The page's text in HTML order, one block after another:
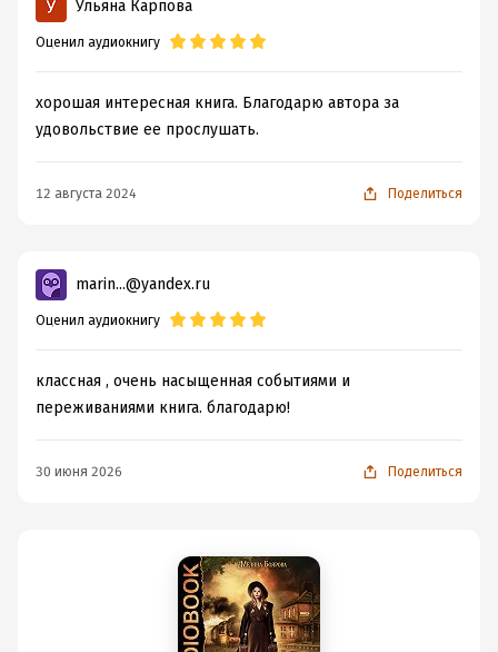
Ульяна Карпова
Оценил аудиокнигу
хорошая интересная книга. Благодарю автора за
удовольствие ее прослушать.
12 августа 2024 Поделиться
marin...@yandex.ru
Оценил аудиокнигу
классная , очень насыщенная событиями и
переживаниями книга. благодарю!
30 июня 2026 Поделиться